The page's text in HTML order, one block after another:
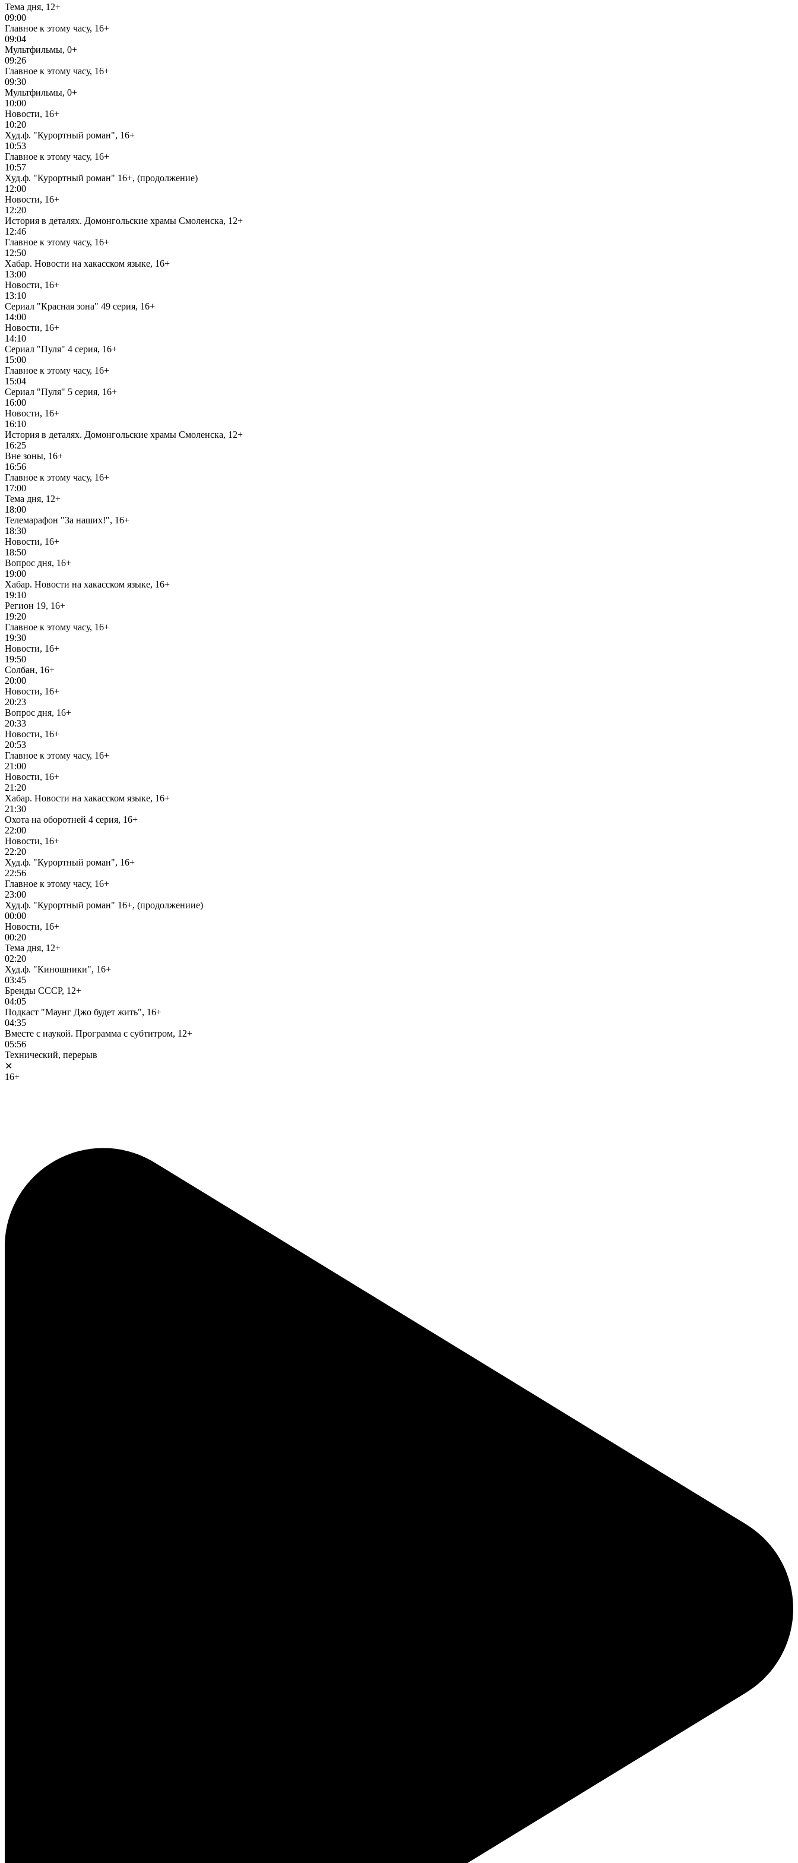
Тема дня, 12+
09:00
Главное к этому часу, 16+
09:04
Мультфильмы, 0+
09:26
Главное к этому часу, 16+
09:30
Мультфильмы, 0+
10:00
Новости, 16+
10:20
Худ.ф. "Курортный роман", 16+
10:53
Главное к этому часу, 16+
10:57
Худ.ф. "Курортный роман" 16+, (продолжение)
12:00
Новости, 16+
12:20
История в деталях. Домонгольские храмы Смоленска, 12+
12:46
Главное к этому часу, 16+
12:50
Хабар. Новости на хакасском языке, 16+
13:00
Новости, 16+
13:10
Сериал "Красная зона" 49 серия, 16+
14:00
Новости, 16+
14:10
Сериал "Пуля" 4 серия, 16+
15:00
Главное к этому часу, 16+
15:04
Сериал "Пуля" 5 серия, 16+
16:00
Новости, 16+
16:10
История в деталях. Домонгольские храмы Смоленска, 12+
16:25
Вне зоны, 16+
16:56
Главное к этому часу, 16+
17:00
Тема дня, 12+
18:00
Телемарафон "За наших!", 16+
18:30
Новости, 16+
18:50
Вопрос дня, 16+
19:00
Хабар. Новости на хакасском языке, 16+
19:10
Регион 19, 16+
19:20
Главное к этому часу, 16+
19:30
Новости, 16+
19:50
Солбан, 16+
20:00
Новости, 16+
20:23
Вопрос дня, 16+
20:33
Новости, 16+
20:53
Главное к этому часу, 16+
21:00
Новости, 16+
21:20
Хабар. Новости на хакасском языке, 16+
21:30
Охота на оборотней 4 серия, 16+
22:00
Новости, 16+
22:20
Худ.ф. "Курортный роман", 16+
22:56
Главное к этому часу, 16+
23:00
Худ.ф. "Курортный роман" 16+, (продолжениие)
00:00
Новости, 16+
00:20
Тема дня, 12+
02:20
Худ.ф. "Киношники", 16+
03:45
Бренды СССР, 12+
04:05
Подкаст "Маунг Джо будет жить", 16+
04:35
Вместе с наукой. Программа с субтитром, 12+
05:56
Технический, перерыв
✕
16+